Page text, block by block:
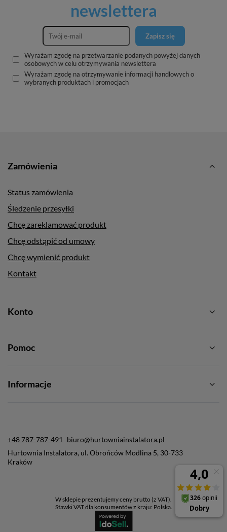
newslettera
Zapisz się
Wyrażam zgodę na przetwarzanie podanych powyżej danych
osobowych w celu otrzymywania newslettera
Wyrażam zgodę na otrzymywanie informacji handlowych o
wybranych produktach i promocjach
Zamówienia
Status zamówienia
Śledzenie przesyłki
Chcę zareklamować produkt
Chcę odstąpić od umowy
Chcę wymienić produkt
Kontakt
Konto
Pomoc
Informacje
+48 787-787-491
biuro@hurtowniainstalatora.pl
Hurtownia Instalatora, ul. Obrońców Modlina 5, 30-733
Kraków
W sklepie prezentujemy ceny brutto (z VAT).
Stawki VAT dla konsumentów z kraju: Polska.